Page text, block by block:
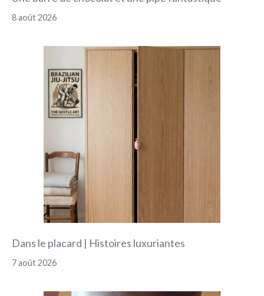
8 août 2026
Dans le placard | Histoires luxuriantes
7 août 2026